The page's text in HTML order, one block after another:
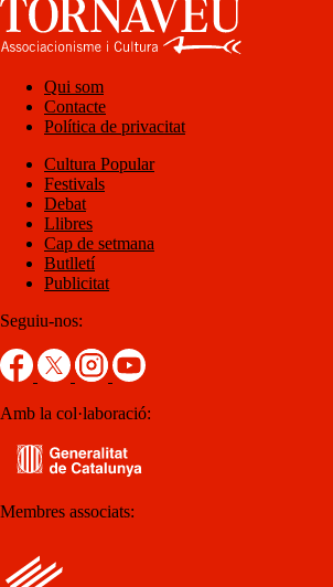
Qui som
Contacte
Política de privacitat
Cultura Popular
Festivals
Debat
Llibres
Cap de setmana
Butlletí
Publicitat
Seguiu-nos:
Amb la col·laboració:
Membres associats: